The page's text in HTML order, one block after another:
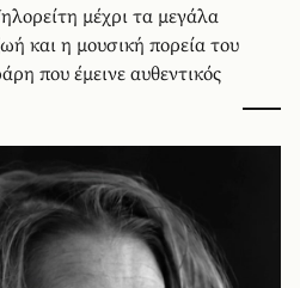
μέχρι τα μεγάλα
και η μουσική πορεία του
που έμεινε αυθεντικός